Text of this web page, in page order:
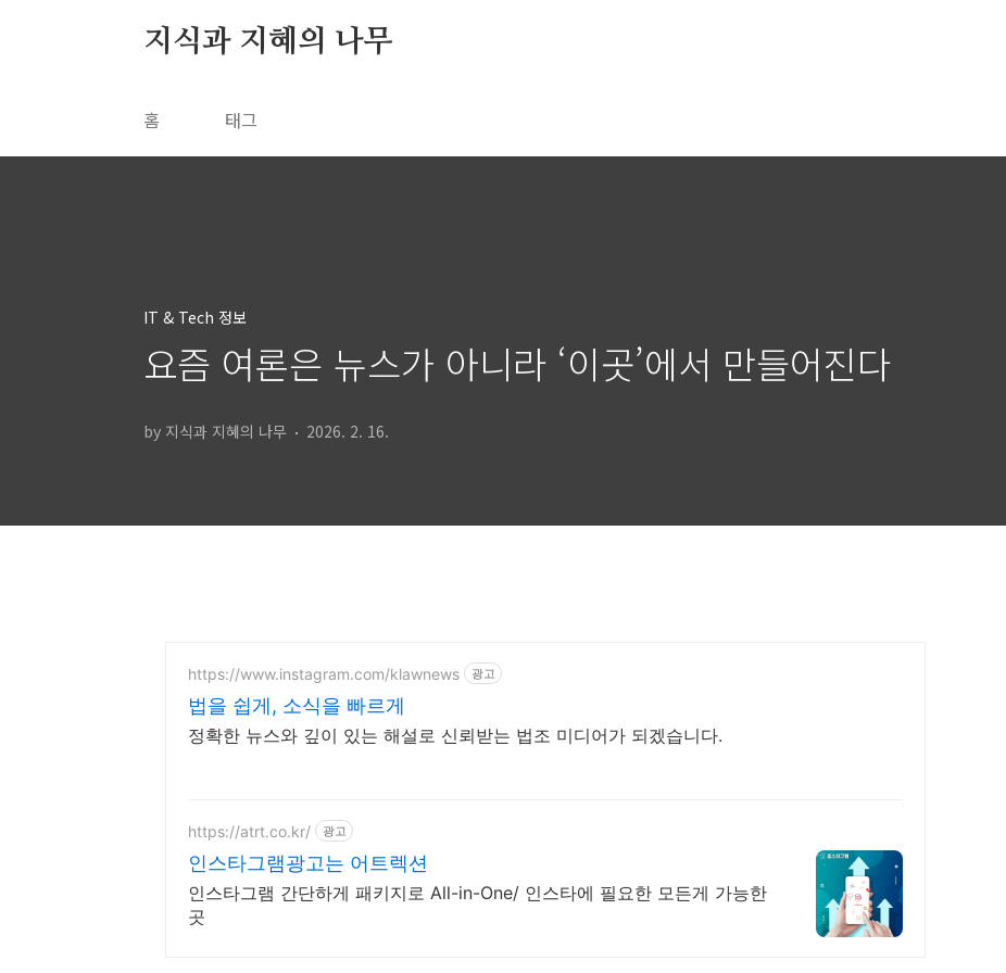
지식과 지혜의 나무
홈 태그
IT & Tech 정보
요즘 여론은 뉴스가 아니라 ‘이곳’에서 만들어진다
by 지식과 지혜의 나무 2026. 2. 16.
https://www.instagram.com/klawnews 광고
법을 쉽게, 소식을 빠르게
정확한 뉴스와 깊이 있는 해설로 신뢰받는 법조 미디어가 되겠습니다.
https://atrt.co.kr/ 광고
인스타그램광고는 어트렉션
인스타그램 간단하게 패키지로 All-in-One/ 인스타에 필요한 모든게 가능한
곳